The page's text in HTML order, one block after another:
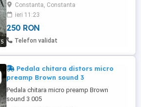
5
Constanta, Constanta
ieri 11:23
250 RON
Telefon validat
Pedala chitara distors micro
preamp Brown sound 3
Pedala chitara micro preamp Brown
sound 3 005